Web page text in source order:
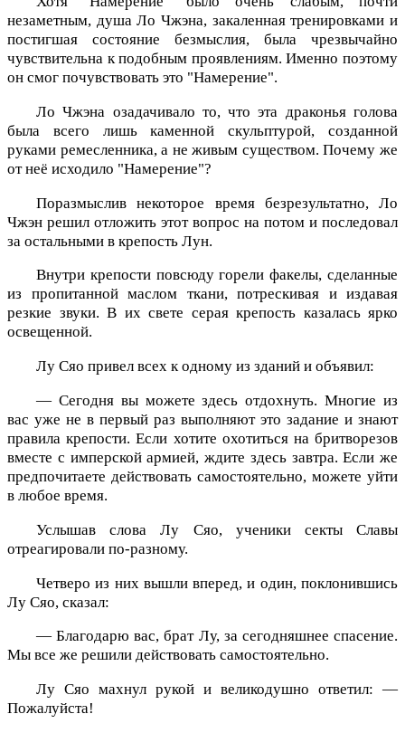
незаметным, душа Ло Чжэна, закаленная тренировками и
постигшая состояние безмыслия, была чрезвычайно
чувствительна к подобным проявлениям. Именно поэтому
он смог почувствовать это "Намерение".
Ло Чжэна озадачивало то, что эта драконья голова
была всего лишь каменной скульптурой, созданной
руками ремесленника, а не живым существом. Почему же
от неё исходило "Намерение"?
Поразмыслив некоторое время безрезультатно, Ло
Чжэн решил отложить этот вопрос на потом и последовал
за остальными в крепость Лун.
Внутри крепости повсюду горели факелы, сделанные
из пропитанной маслом ткани, потрескивая и издавая
резкие звуки. В их свете серая крепость казалась ярко
освещенной.
Лу Сяо привел всех к одному из зданий и объявил:
— Сегодня вы можете здесь отдохнуть. Многие из
вас уже не в первый раз выполняют это задание и знают
правила крепости. Если хотите охотиться на бритворезов
вместе с имперской армией, ждите здесь завтра. Если же
предпочитаете действовать самостоятельно, можете уйти
в любое время.
Услышав слова Лу Сяо, ученики секты Славы
отреагировали по-разному.
Четверо из них вышли вперед, и один, поклонившись
Лу Сяо, сказал:
— Благодарю вас, брат Лу, за сегодняшнее спасение.
Мы все же решили действовать самостоятельно.
Лу Сяо махнул рукой и великодушно ответил: —
Пожалуйста!